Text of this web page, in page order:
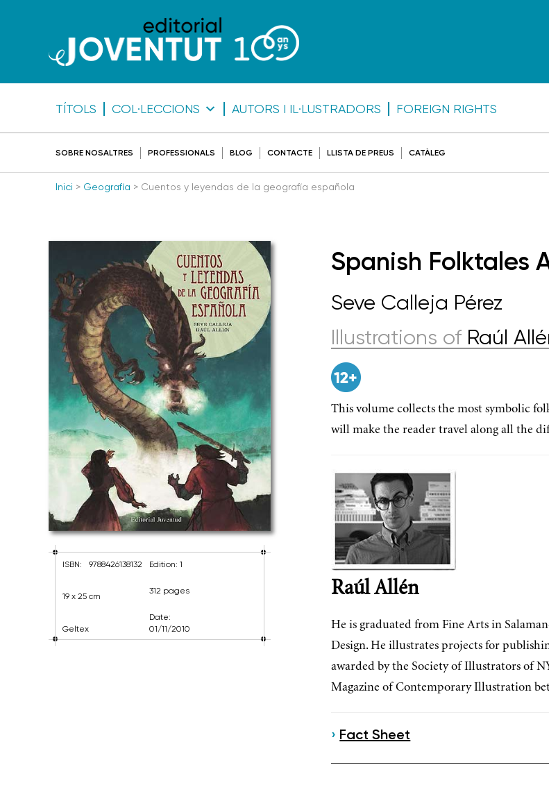
TÍTOLS COL·LECCIONS AUTORS I IL·LUSTRADORS FOREIGN RIGHTS
SOBRE NOSALTRES PROFESSIONALS BLOG CONTACTE LLISTA DE PREUS CATÀLEG
Inici > Geografía > Cuentos y leyendas de la geografía española
ISBN: 9788426138132
19 x 25 cm
Geltex
Edition: 1
312 pages
Date:
01/11/2010
Spanish Folktales
Seve Calleja Pérez
Illustrations of Raúl
This volume collects the most symbolic
will make the reader travel along all the
Raúl Allén
He is graduated from Fine Arts in
Design. He illustrates projects for
awarded by the Society of Illustrators of
Magazine of Contemporary Illustration
› Fact Sheet